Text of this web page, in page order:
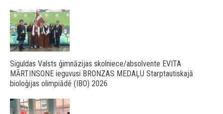
Siguldas Valsts ģimnāzijas skolniece/absolvente EVITA
MĀRTINSONE ieguvusi BRONZAS MEDAĻU Starptautiskajā
bioloģijas olimpiādē (IBO) 2026